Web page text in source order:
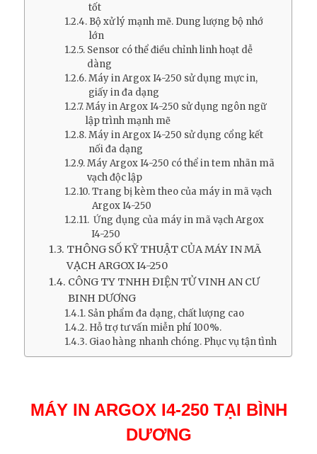
tốt
Bộ xử lý mạnh mẽ. Dung lượng bộ nhớ
lớn
Sensor có thể điều chỉnh linh hoạt dễ
dàng
Máy in Argox I4-250 sử dụng mực in,
giấy in đa dạng
Máy in Argox I4-250 sử dụng ngôn ngữ
lập trình mạnh mẽ
Máy in Argox I4-250 sử dụng cổng kết
nối đa dạng
Máy Argox I4-250 có thể in tem nhãn mã
vạch độc lập
Trang bị kèm theo của máy in mã vạch
Argox I4-250
Ứng dụng của máy in mã vạch Argox
I4-250
THÔNG SỐ KỸ THUẬT CỦA MÁY IN MÃ
VẠCH ARGOX I4-250
CÔNG TY TNHH ĐIỆN TỬ VINH AN CƯ
BINH DƯƠNG
Sản phẩm đa dạng, chất lượng cao
Hỗ trợ tư vấn miễn phí 100%.
Giao hàng nhanh chóng. Phục vụ tận tình
MÁY IN ARGOX I4-250 TẠI BÌNH
DƯƠNG